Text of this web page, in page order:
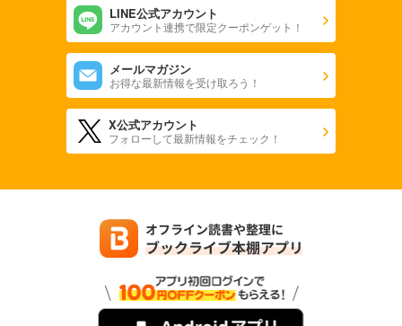
LINE公式アカウント
アカウント連携で限定クーポンゲット！
メールマガジン
お得な最新情報を受け取ろう！
X公式アカウント
フォローして最新情報をチェック！